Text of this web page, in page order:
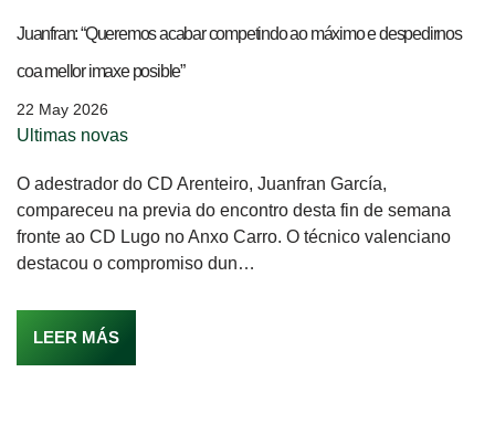
Juanfran: “Queremos acabar competindo ao máximo e despedirnos
coa mellor imaxe posible”
22 May 2026
Ultimas novas
O adestrador do CD Arenteiro, Juanfran García,
compareceu na previa do encontro desta fin de semana
fronte ao CD Lugo no Anxo Carro. O técnico valenciano
destacou o compromiso dun…
LEER MÁS